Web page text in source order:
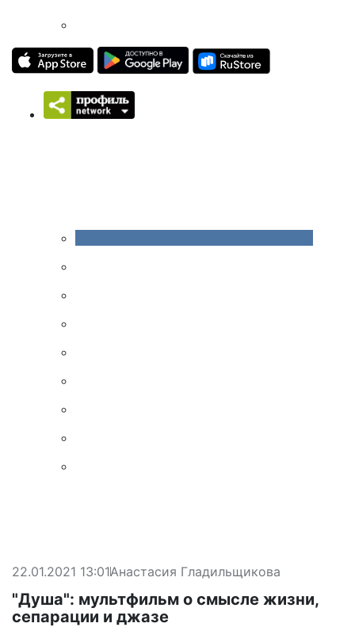
22.01.2021 13:01Анастасия Гладильщикова
"Душа": мультфильм о смысле жизни,
сепарации и джазе